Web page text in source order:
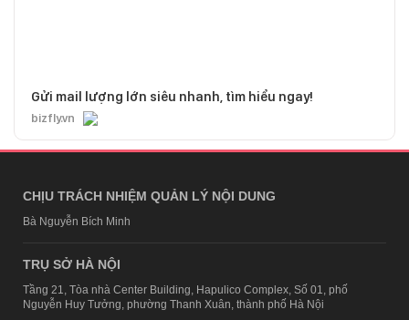
Gửi mail lượng lớn siêu nhanh, tìm hiểu ngay!
bizfly.vn
CHỊU TRÁCH NHIỆM QUẢN LÝ NỘI DUNG
Bà Nguyễn Bích Minh
TRỤ SỞ HÀ NỘI
Tầng 21, Tòa nhà Center Building, Hapulico Complex, Số 01, phố
Nguyễn Huy Tưởng, phường Thanh Xuân, thành phố Hà Nội